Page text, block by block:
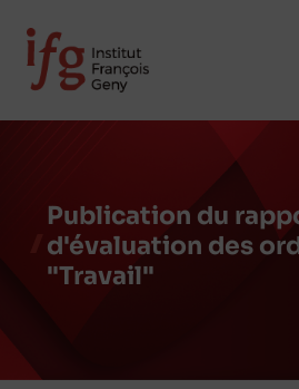
contenu
Publication du
d'évaluation des
"Travail"